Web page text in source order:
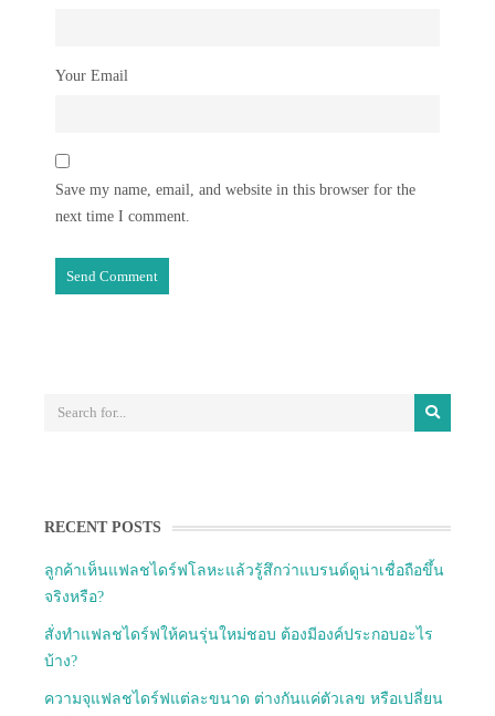
Your Email
Save my name, email, and website in this browser for the
next time I comment.
RECENT POSTS
ลูกค้าเห็นแฟลชไดร์ฟโลหะแล้วรู้สึกว่าแบรนด์ดูน่าเชื่อถือขึ้น
จริงหรือ?
สั่งทำแฟลชไดร์ฟให้คนรุ่นใหม่ชอบ ต้องมีองค์ประกอบอะไร
บ้าง?
ความจุแฟลชไดร์ฟแต่ละขนาด ต่างกันแค่ตัวเลข หรือเปลี่ยน